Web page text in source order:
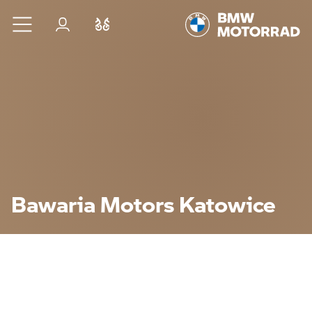
Przejdź do głównej treści
Zaloguj się
Bawaria Motors Katowice